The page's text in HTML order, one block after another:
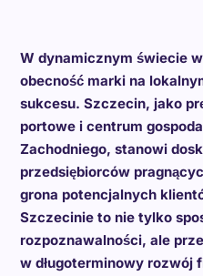
W dynamicznym świecie
obecność marki na
sukcesu. Szczecin, jako
portowe i centrum
Zachodniego, stanowi
przedsiębiorców
grona potencjalnych
Szczecinie to nie tylko
rozpoznawalności, ale
w długoterminowy rozwój